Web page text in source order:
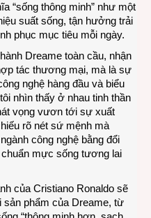
“sống thông minh” như một
suất sống, tận hưởng trải
phục mục tiêu mỗi ngày.
Dreame toàn cầu, nhận
tác thương mại, mà là sự
nghệ hàng đầu và biểu
nhìn thấy ở nhau tinh thần
vọng vươn tới sự xuất
rõ nét sứ mệnh mà
công nghệ bằng đổi
mực sống tương lai
của Cristiano Ronaldo sẽ
sản phẩm của Dreame, từ